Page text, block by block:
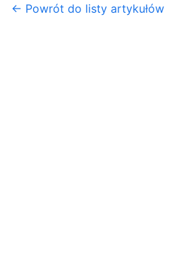
← Powrót do listy artykułów